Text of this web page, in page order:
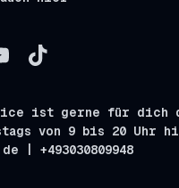
ist gerne für dich
von 9 bis 20 Uhr
| +493030809948